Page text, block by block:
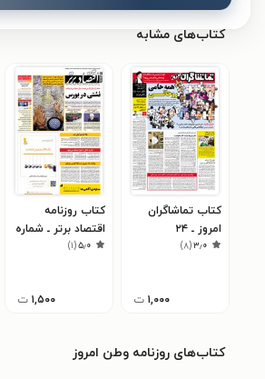
کتاب‌های مشابه
کتاب تماشاگران
امروز ـ ۲۴
اردیبهشت۹۶
۳٫۰(۸)
۱,۰۰۰ ت
کتاب روزنامه
اقتصاد برتر ـ شماره
٧١٠ ـ ٢۴ اردیبهشت
۵٫۰(۱)
۱,۵۰۰ ت
کتاب‌های روزنامه وطن امروز